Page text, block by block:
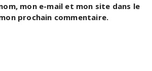
mon e-mail et mon site dans le
prochain commentaire.